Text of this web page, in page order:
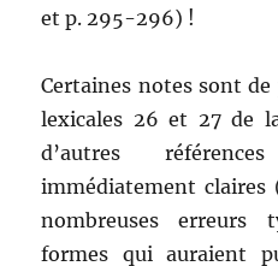
et p. 295-296) !
Certaines notes sont
lexicales 26 et 27 de
d’autres
immédiatement
nombreuses erreurs
formes qui auraient